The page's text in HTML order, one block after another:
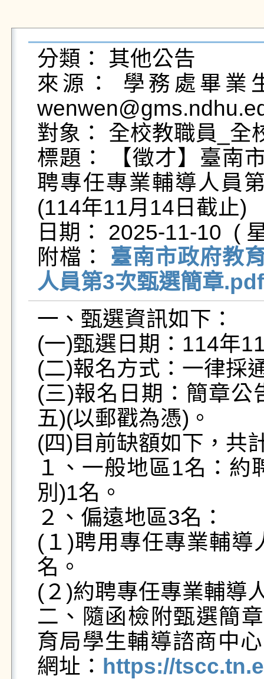
分類： 其他公告
來源： 學務處畢業
對象： 全校教職員_全
標題： 【徵才】臺南
聘專任專業輔導人員
(114年11月14日截止)
日期： 2025-11-10  (
附檔： 臺南市政府教
人員第3次甄選簡章.pdf
一、甄選資訊如下：
(一)甄選日期：114年
(二)報名方式：一律採
(三)報名日期：簡章公
五)(以郵戳為憑)。
(四)目前缺額如下，共
１、一般地區1名：約
別)1名。
２、偏遠地區3名：
(１)聘用專任專業輔導
名。
(２)約聘專任專業輔導
二、隨函檢附甄選簡
育局學生輔導諮商中
網址： https://